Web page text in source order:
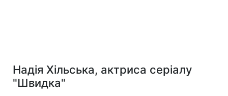
Надія Хільська, актриса серіалу
"Швидка"